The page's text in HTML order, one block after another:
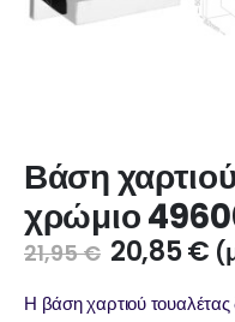
Βάση
χρώμιο
21,95€ 20,85€
Η βάση χαρτιού